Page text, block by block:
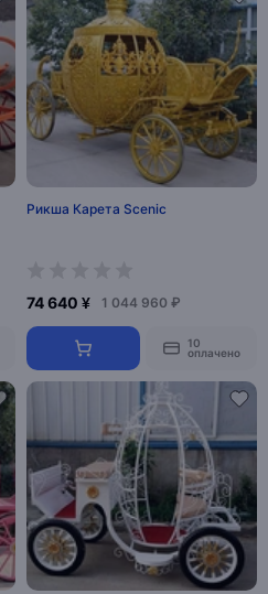
Рикша Карета Scenic
74 640 ¥ 1 044 960 ₽
10
оплачено